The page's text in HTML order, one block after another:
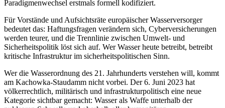
Paradigmenwechsel erstmals formell kodifiziert.
Für Vorstände und Aufsichtsräte europäischer Wasserversorger
bedeutet das: Haftungsfragen verändern sich, Cyberversicherungen
werden teurer, und die Trennlinie zwischen Umwelt- und
Sicherheitspolitik löst sich auf. Wer Wasser heute betreibt, betreibt
kritische Infrastruktur im sicherheitspolitischen Sinn.
Wer die Wasserordnung des 21. Jahrhunderts verstehen will, kommt
am Kachowka-Staudamm nicht vorbei. Der 6. Juni 2023 hat
völkerrechtlich, militärisch und infrastrukturpolitisch eine neue
Kategorie sichtbar gemacht: Wasser als Waffe unterhalb der